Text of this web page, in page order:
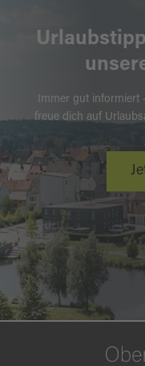
Immer gut informiert
freue dich auf